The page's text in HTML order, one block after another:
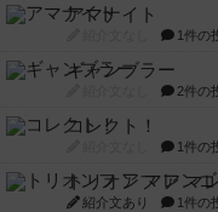
アマナイト
1件の
ギャンブラー
2件の
コレクト！
1件の
トリオンフ ア マ
紹介文あり 1件の